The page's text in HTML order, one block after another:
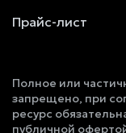
Прайс-лист
Полное или
запрещено, при
ресурс
публичной